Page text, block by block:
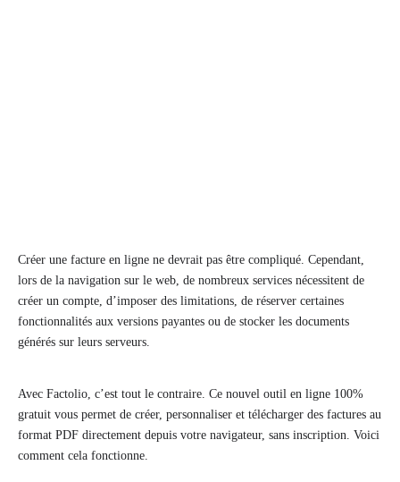
Créer une facture en ligne ne devrait pas être compliqué. Cependant,
lors de la navigation sur le web, de nombreux services nécessitent de
créer un compte, d’imposer des limitations, de réserver certaines
fonctionnalités aux versions payantes ou de stocker les documents
générés sur leurs serveurs.
Avec Factolio, c’est tout le contraire. Ce nouvel outil en ligne 100%
gratuit vous permet de créer, personnaliser et télécharger des factures au
format PDF directement depuis votre navigateur, sans inscription. Voici
comment cela fonctionne.